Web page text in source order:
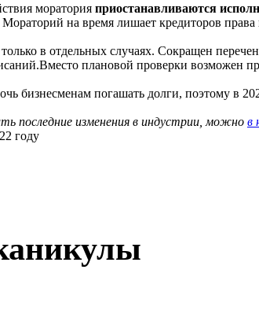
моратория приостанавливаются
на время лишает кредиторов
в отдельных случаях. Сокращен
плановой проверки возможен
бизнесменам погашать долги, поэтому в
последние изменения в индустрии, можно в